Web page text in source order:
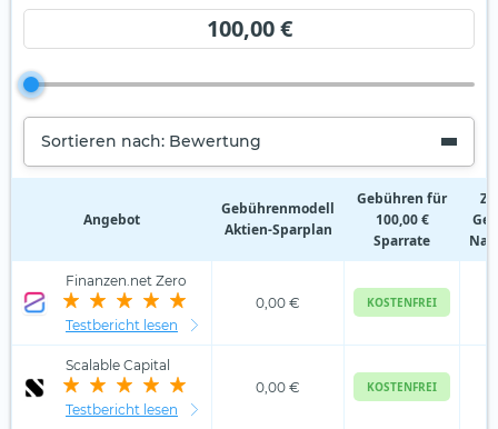
100,00 €
Sortieren nach: Bewertung
Angebot
Gebührenmodell
Aktien‑Sparplan
Gebühren für
100,00 €
Sparrate
Finanzen.net Zero
Testbericht lesen
0,00 € KOSTENFREI
Scalable Capital
Testbericht lesen
0,00 € KOSTENFREI